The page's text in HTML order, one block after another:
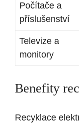
Počítače a
příslušenství
Televize a
monitory
Benefity
Recyklace